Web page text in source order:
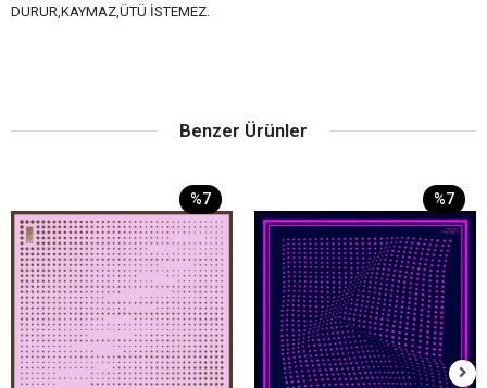
DURUR,KAYMAZ,ÜTÜ İSTEMEZ.
Benzer Ürünler
%7 %7